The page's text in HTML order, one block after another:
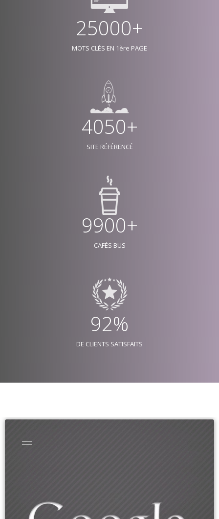
25000+
MOTS CLÉS EN 1ère PAGE
4050+
SITE RÉFÉRENCÉ
9900+
CAFÉS BUS
92%
DE CLIENTS SATISFAITS